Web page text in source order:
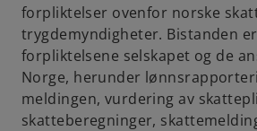
a
b
forpliktelser ovenfor norske
trygdemyndigheter. Bistanden
forpliktelsene selskapet og de
Norge, herunder
meldingen, vurdering av
skatteberegninger,